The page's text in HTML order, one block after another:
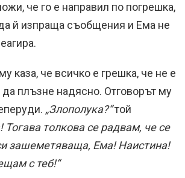
че го е направил по погрешка,
й изпраща съобщения и Ема не
каза, че всичко е грешка, че не е
плъзне надясно. Отговорът му
„Злополука?“той
Тогава толкова се радвам, че се
зашеметяваща, Ема! Наистина!
с теб!“